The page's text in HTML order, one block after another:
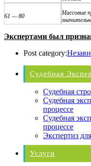
61 — 80
Массовые
Экспертами был
Post category:
Судебная
Судебная
Судебная
процессе
Судебная
процессе
Экспертиз
Услуги